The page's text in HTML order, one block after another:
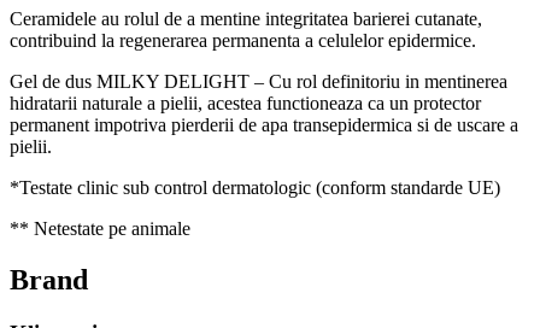
Ceramidele au rolul de a mentine integritatea barierei cutanate,
contribuind la regenerarea permanenta a celulelor epidermice.
Gel de dus MILKY DELIGHT – Cu rol definitoriu in mentinerea
hidratarii naturale a pielii, acestea functioneaza ca un protector
permanent impotriva pierderii de apa transepidermica si de uscare a
pielii.
*Testate clinic sub control dermatologic (conform standarde UE)
** Netestate pe animale
Brand